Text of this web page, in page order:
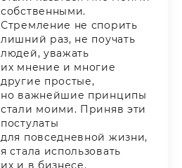
собственными.
Стремление не спорить
лишний раз, не поучать
людей, уважать
их мнение и многие
другие простые,
но важнейшие принципы
стали моими. Приняв эти
постулаты
для повседневной жизни,
я стала использовать
их и в бизнесе.